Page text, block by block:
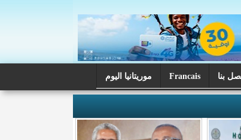
بنا Francais موريتانيا اليوم